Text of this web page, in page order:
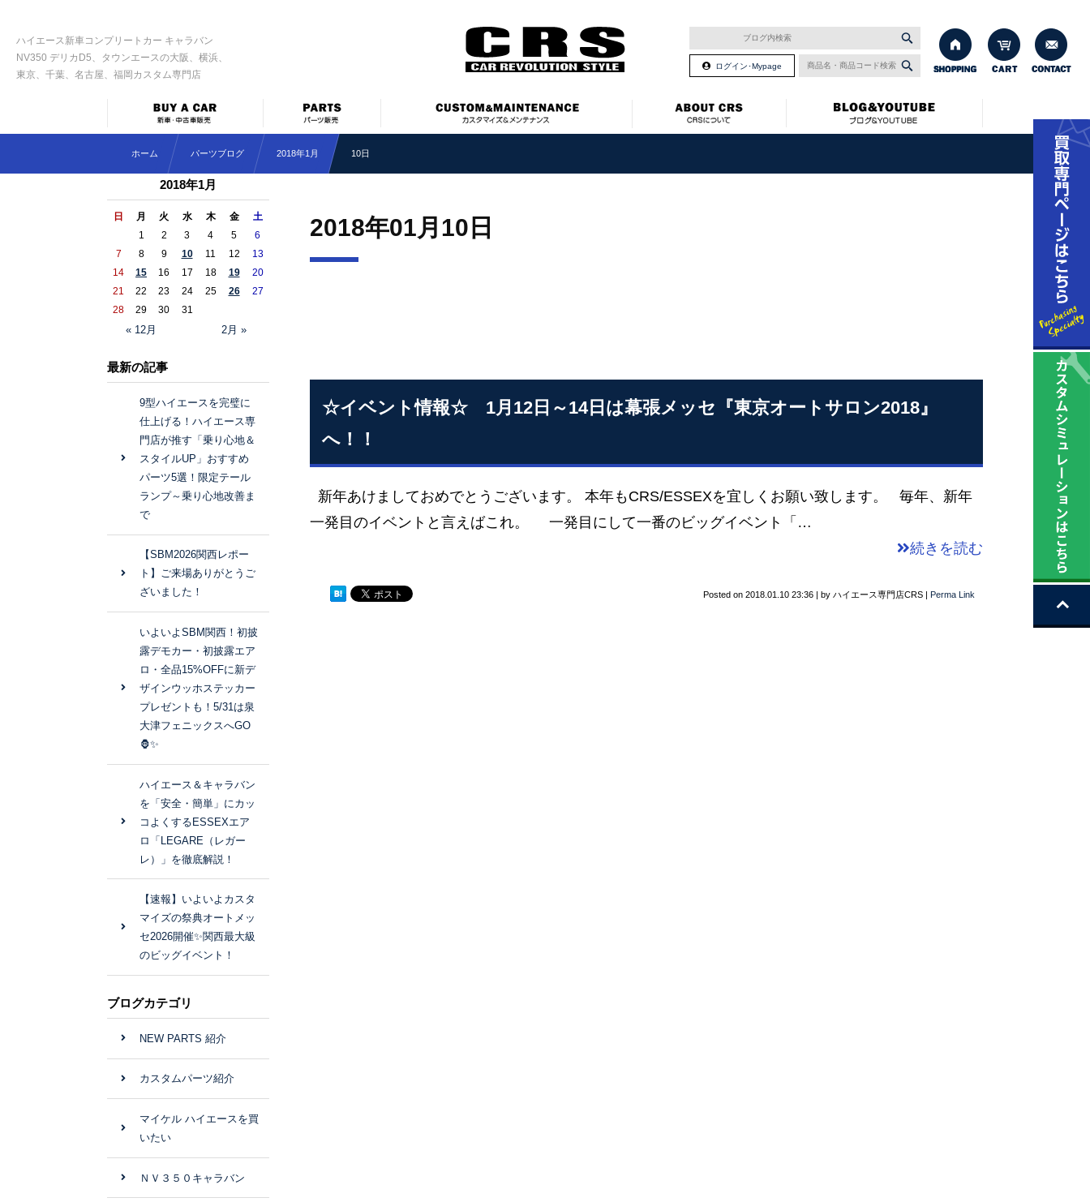
ハイエース新車コンプリートカー キャラバン
NV350 デリカD5、タウンエースの大阪、横浜、
東京、千葉、名古屋、福岡カスタム専門店
ログイン･Mypage
ホーム パーツブログ 2018年1月 10日
2018年01月10日
☆イベント情報☆ 1月12日～14日は幕張メッセ『東京オートサロン2018』
へ！！
新年あけましておめでとうございます。 本年もCRS/ESSEXを宜しくお願い致します。 毎年、新年
一発目のイベントと言えばこれ。 一発目にして一番のビッグイベント「…
続きを読む
Posted on 2018.01.10 23:36 | by ハイエース専門店CRS | Perma Link
2018年1月
日 月 火 水 木 金 土
« 12月 2月 »
1 2 3 4 5
6
7
8 9 10 11 12
13
14
15 16 17 18 19
20
21
22 23 24 25 26
27
28
29 30 31
最新の記事
9型ハイエースを完璧に
仕上げる！ハイエース専
門店が推す「乗り心地＆
スタイルUP」おすすめ
パーツ5選！限定テール
ランプ～乗り心地改善ま
で
【SBM2026関西レポー
ト】ご来場ありがとうご
ざいました！
いよいよSBM関西！初披
露デモカー・初披露エア
ロ・全品15%OFFに新デ
ザインウッホステッカー
プレゼントも！5/31は泉
大津フェニックスへGO
🦍✨
ハイエース＆キャラバン
を「安全・簡単」にカッ
コよくするESSEXエア
ロ「LEGARE（レガー
レ）」を徹底解説！
【速報】いよいよカスタ
マイズの祭典オートメッ
セ2026開催✨関西最大級
のビッグイベント！
ブログカテゴリ
NEW PARTS 紹介
カスタムパーツ紹介
マイケル ハイエースを買
いたい
ＮＶ３５０キャラバン